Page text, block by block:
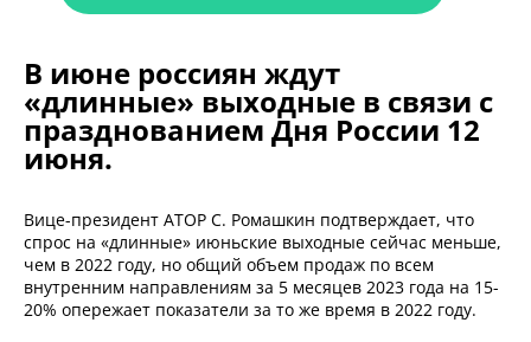
В июне россиян ждут
«длинные» выходные в связи с
празднованием Дня России 12
июня.
Вице-президент АТОР С. Ромашкин подтверждает, что
спрос на «длинные» июньские выходные сейчас меньше,
чем в 2022 году, но общий объем продаж по всем
внутренним направлениям за 5 месяцев 2023 года на 15-
20% опережает показатели за то же время в 2022 году.